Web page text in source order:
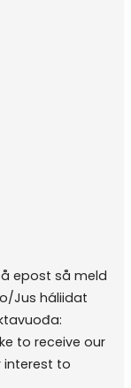
epost så meld
Jus háliidat
to receive our
interest to